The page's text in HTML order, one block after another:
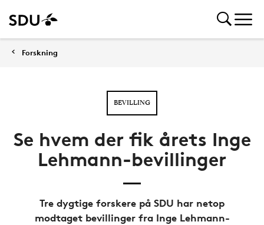
Forskning
BEVILLING
Se hvem der fik årets Inge
Lehmann-bevillinger
Tre dygtige forskere på SDU har netop
modtaget bevillinger fra Inge Lehmann-